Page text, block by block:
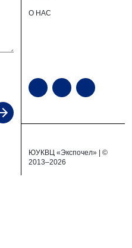
О НАС
ЮУКВЦ «Экспочел» | ©
2013–2026